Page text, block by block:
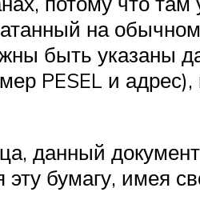
на
быть указаны
PESEL и
данный
бумагу, имея